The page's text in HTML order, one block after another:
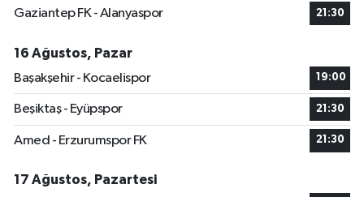
Gaziantep FK - Alanyaspor 21:30
16 Ağustos, Pazar
Başakşehir - Kocaelispor
19:00
Beşiktaş - Eyüpspor 21:30
Amed - Erzurumspor FK 21:30
17 Ağustos, Pazartesi